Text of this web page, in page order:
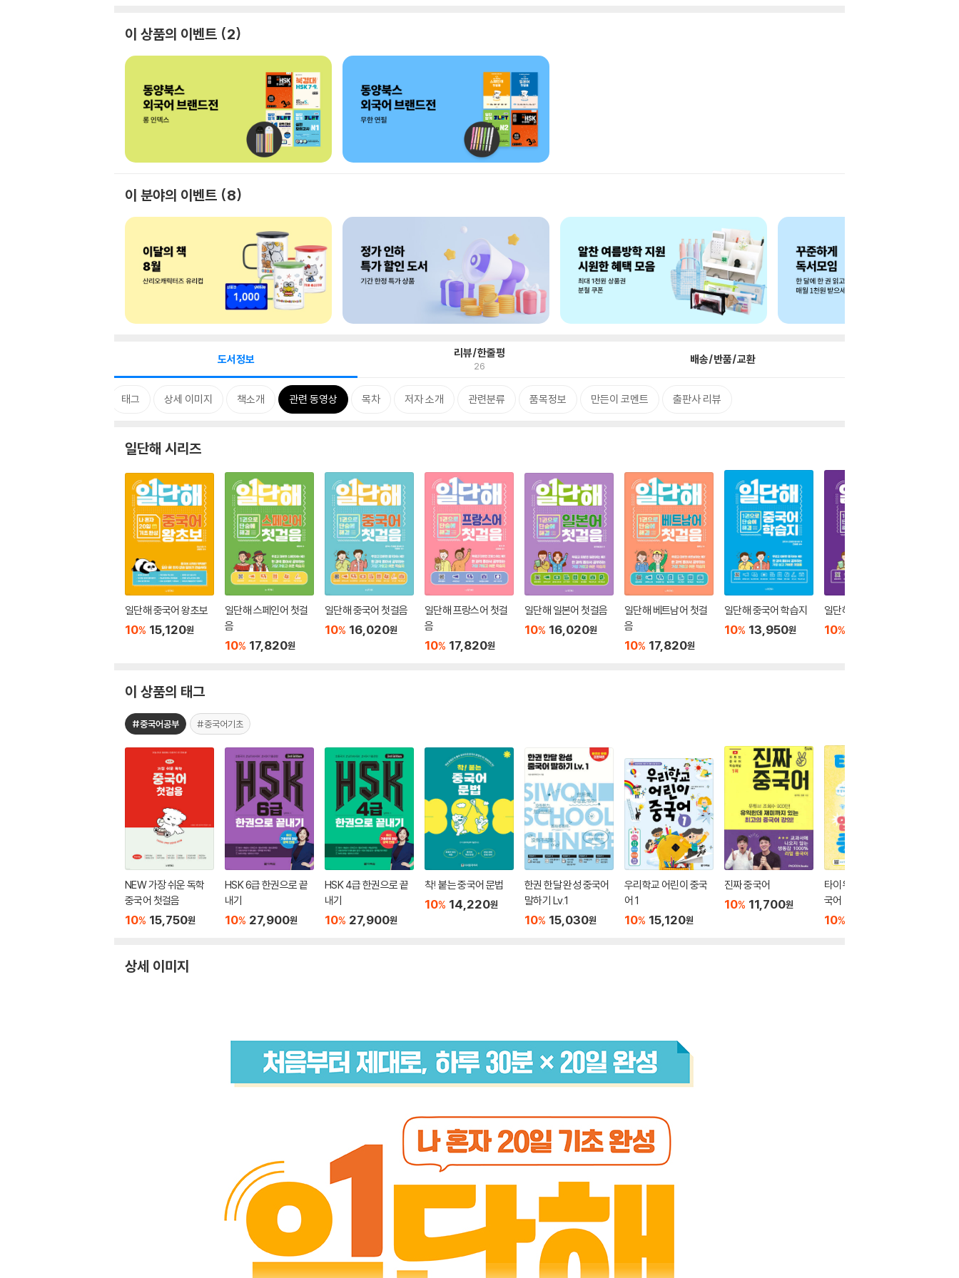
이 상품의 이벤트 2
이 분야의 이벤트 8
도서정보 리뷰/한줄평
26 배송/반품/교환
태그 상세 이미지 책소개 관련 동영상 목차 저자 소개 관련분류 품목정보 만든이 코멘트 출판사 리뷰
일단해 시리즈
일단해 중국어 왕초보
10% 15,120원
일단해 스페인어 첫걸
음
10% 17,820원
일단해 중국어 첫걸음
10% 16,020원
일단해 프랑스어 첫걸
음
10% 17,820원
일단해 일본어 첫걸음
10% 16,020원
일단해 베트남어 첫걸
음
10% 17,820원
일단해 중국어 학습지
10% 13,950원
일단해 일본어 학습지
10%
이 상품의 태그
#중국어공부 #중국어기초
NEW 가장 쉬운 독학
중국어 첫걸음
10% 15,750원
HSK 6급 한권으로 끝
내기
10% 27,900원
HSK 4급 한권으로 끝
내기
10% 27,900원
착! 붙는 중국어 문법
10% 14,220원
한권 한달 완성 중국어
말하기 Lv.1
10% 15,030원
우리학교 어린이 중국
어 1
10% 15,120원
진짜 중국어
10% 11,700원
타이위의 입터지는 중
국어
10%
상세 이미지